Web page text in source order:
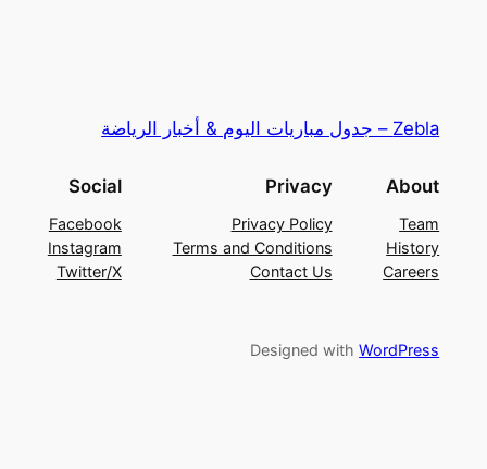
Zebla – جدول مباريات اليوم & أخبار الرياضة
About
Team
History
Careers
Privacy
Privacy Policy
Terms and Conditions
Contact Us
Social
Facebook
Instagram
Twitter/X
Designed withWordPress